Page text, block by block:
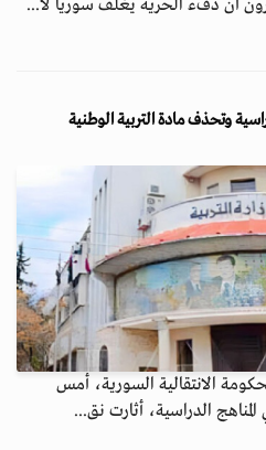
أن دفء الحرية يغلف سوريا لأ...
وتحذف مادة التربية الوطنية
الانتقالية السورية، أمس
الدراسية، أثارت نق...